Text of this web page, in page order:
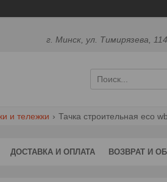
г. Минск, ул. Тимирязева,
и тележки Тачка строительная eco
ДОСТАВКА И ОПЛАТА ВОЗВРАТ И